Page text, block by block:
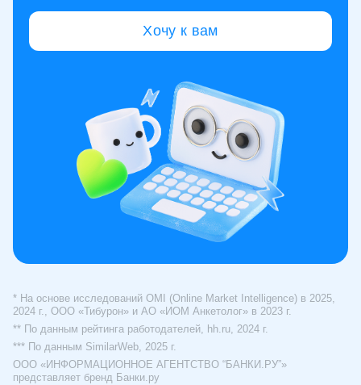
Хочу к вам
* На основе исследований OMI (Online Market Intelligence) в 2025,
2024 г., ООО «Тибурон» и АО «ИОМ Анкетолог» в 2023 г.
** По данным рейтинга работодателей, hh.ru, 2024 г.
*** По данным SimilarWeb, 2025 г.
ООО «ИНФОРМАЦИОННОЕ АГЕНТСТВО “БАНКИ.РУ”»
представляет бренд Банки.ру